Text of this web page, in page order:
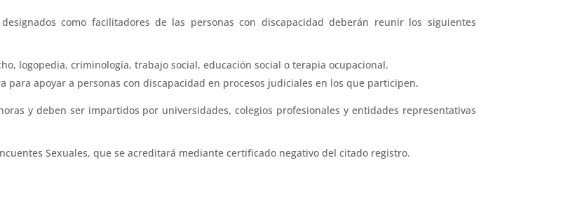
como facilitadores de las personas con discapacidad deberán reunir los siguientes
logopedia, criminología, trabajo social, educación social o terapia ocupacional.
para apoyar a personas con discapacidad en procesos judiciales en los que participen.
y deben ser impartidos por universidades, colegios profesionales y entidades representativas
Sexuales, que se acreditará mediante certificado negativo del citado registro.